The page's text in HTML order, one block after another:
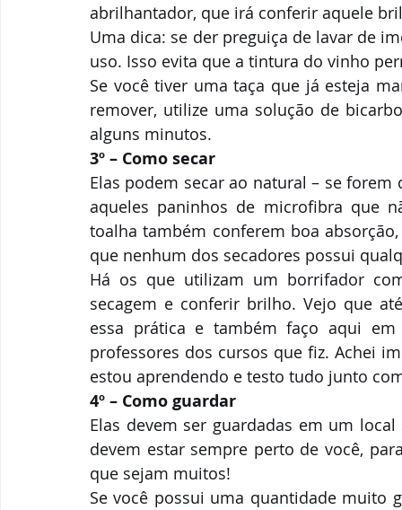
abrilhantador, que irá conferir aquele
Uma dica: se der preguiça de lavar de
uso. Isso evita que a tintura do vinho
Se você tiver uma taça que já esteja
remover, utilize uma solução de
alguns minutos.
3º – Como secar
Elas podem secar ao natural – se
aqueles paninhos de microfibra que
toalha também conferem boa
que nenhum dos secadores possui
Há os que utilizam um borrifador
secagem e conferir brilho. Vejo que
essa prática e também faço aqui
professores dos cursos que fiz. Achei
estou aprendendo e testo tudo junto
4º – Como guardar
Elas devem ser guardadas em um
devem estar sempre perto de você,
que sejam muitos!
Se você possui uma quantidade muito